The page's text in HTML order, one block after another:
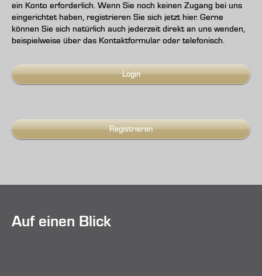
ein Konto erforderlich. Wenn Sie noch keinen Zugang bei uns
eingerichtet haben, registrieren Sie sich jetzt hier. Gerne
können Sie sich natürlich auch jederzeit direkt an uns wenden,
beispielweise über das Kontaktformular oder telefonisch.
Login
Registrieren
Auf einen Blick